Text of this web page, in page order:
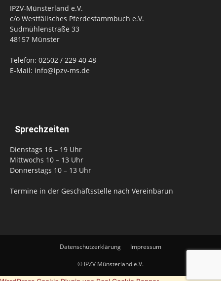
IPZV-Münsterland e.V.
c/o Westfälisches Pferdestammbuch e.V.
Sudmühlenstraße 33
48157 Münster
Telefon: 02502 / 229 40 48
E-Mail: info@ipzv-ms.de
Sprechzeiten
Dienstags 16 – 19 Uhr
Mittwochs 10 – 13 Uhr
Donnerstags 10 – 13 Uhr
Termine in der Geschäftsstelle nach Vereinbarun
Datenschutzerklärung Impressum
© IPZV Münsterland e.V.